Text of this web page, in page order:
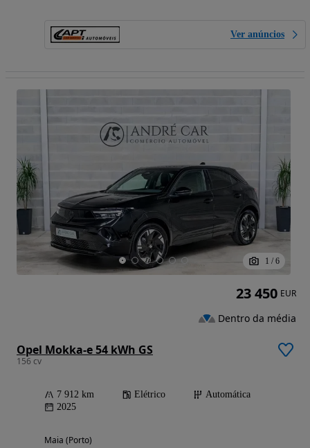
Ver anúncios
1 / 6
Opel Mokka-e 54 kWh GS
156 cv
7 912 km Elétrico
Automática
2025
Maia (Porto)
23 450 EUR
Dentro da média